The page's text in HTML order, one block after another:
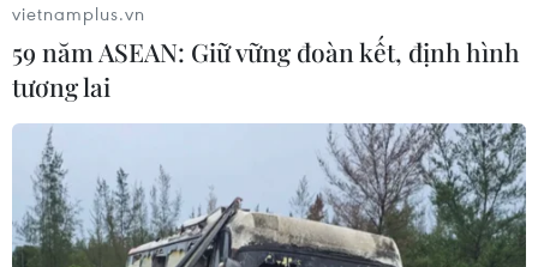
CƠ QUAN CHỦ QUẢN: THÔNG TẤN XÃ VIỆT NAM
Tổng Biên tập: TRẦN TIẾN DUẨN
Phó Tổng Biên tập: NGUYỄN THỊ TÁM, KHÚC THANH
THỦY
Sở hữu trí tuệ
Quy định sử dụng
RSS
Hỗ trợ
vietnamplus.vn
59 năm ASEAN: Giữ vững đoàn kết, định hình
tương lai